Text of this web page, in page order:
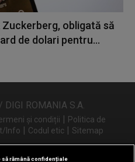
obligată să
de dolari pentru...
ROMANIA S.A.
și condiții | Politica de
Info | Codul etic | Sitemap
să rămână confidențiale